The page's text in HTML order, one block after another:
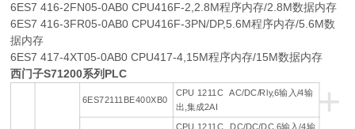
6ES7 416-2FN05-0AB0 CPU416F-2,2.8M程序内存/2.8M数据内存
6ES7 416-3FR05-0AB0 CPU416F-3PN/DP,5.6M程序内存/5.6M数
据内存
6ES7 417-4XT05-0AB0 CPU417-4,15M程序内存/15M数据内存
西门子S71200系列PLC
+
6ES72111BE400XB0
CPU 1211C AC/DC/Rly,6输入/4输
出,集成2AI